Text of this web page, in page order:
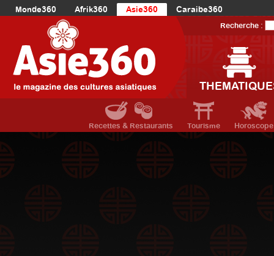
Monde360 Afrik360 Asie360
Caraibe360
Europe360
AmériqueDuNord360
Océanie360
Recherche :
Recettes & Restaurants Tourisme Horoscope